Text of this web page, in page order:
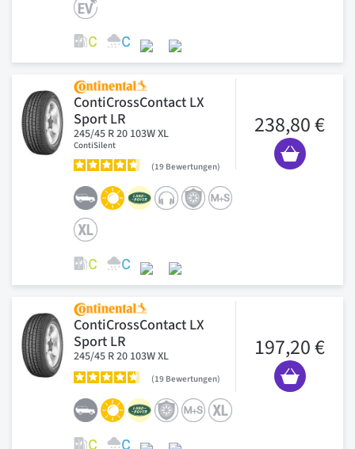
ContiCrossContact LX
Sport LR
245/45 R 20 103W XL
ContiSilent
19 Bewertungen
238,80 €
ContiCrossContact LX
Sport LR
245/45 R 20 103W XL
19 Bewertungen
197,20 €